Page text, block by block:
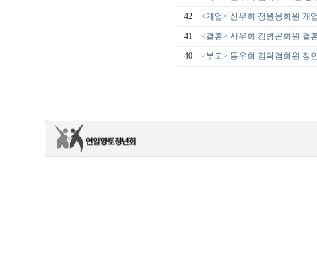
42
<개업> 산우회 정원용회원 개
41
<결혼> 사우회 김병곤회원 결
40
<부고> 동우회 김탁겸회원 장